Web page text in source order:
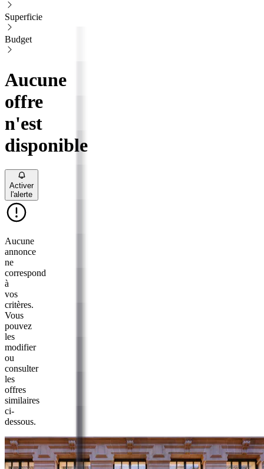
Superficie
Budget
Aucune
offre
n'est
disponible
Activer
l'alerte
Aucune
annonce
ne
correspond
à
vos
critères.
Vous
pouvez
les
modifier
ou
consulter
les
offres
similaires
ci-
dessous.